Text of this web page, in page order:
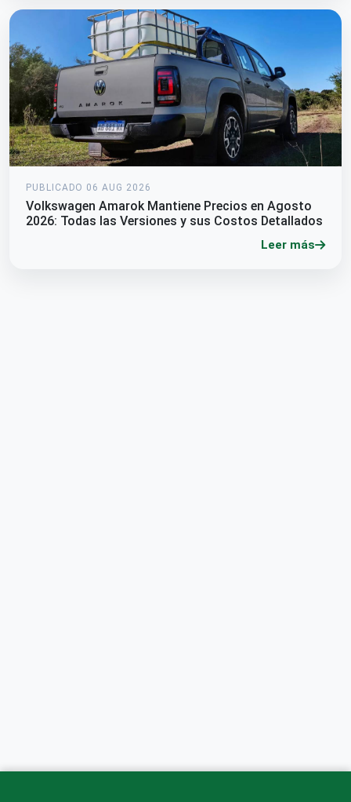
PUBLICADO 06 AUG 2026
Volkswagen Amarok Mantiene Precios en Agosto
2026: Todas las Versiones y sus Costos Detallados
Leer más